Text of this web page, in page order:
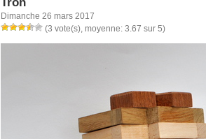
Dimanche 26 mars 2017
(3 vote(s), moyenne: 3.67 sur 5)